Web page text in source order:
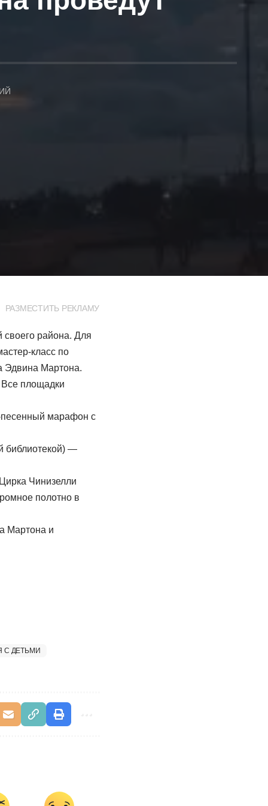
РАЗМЕСТИТЬ РЕКЛАМУ
района. Для
класс по
Эдвина Мартона.
площадки
песенный марафон с
библиотекой) —
Чинизелли
полотно в
Мартона и
С ДЕТЬМИ